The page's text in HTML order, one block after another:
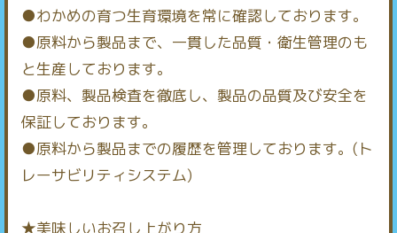
●わかめの育つ生育環境を常に確認しております。
●原料から製品まで、一貫した品質・衛生管理のも
と生産しております。
●原料、製品検査を徹底し、製品の品質及び安全を
保証しております。
●原料から製品までの履歴を管理しております。(ト
レーサビリティシステム)
★美味しいお召し上がり方